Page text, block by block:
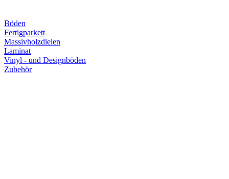
Böden
Fertigparkett
Massivholzdielen
Laminat
Vinyl - und Designböden
Zubehör